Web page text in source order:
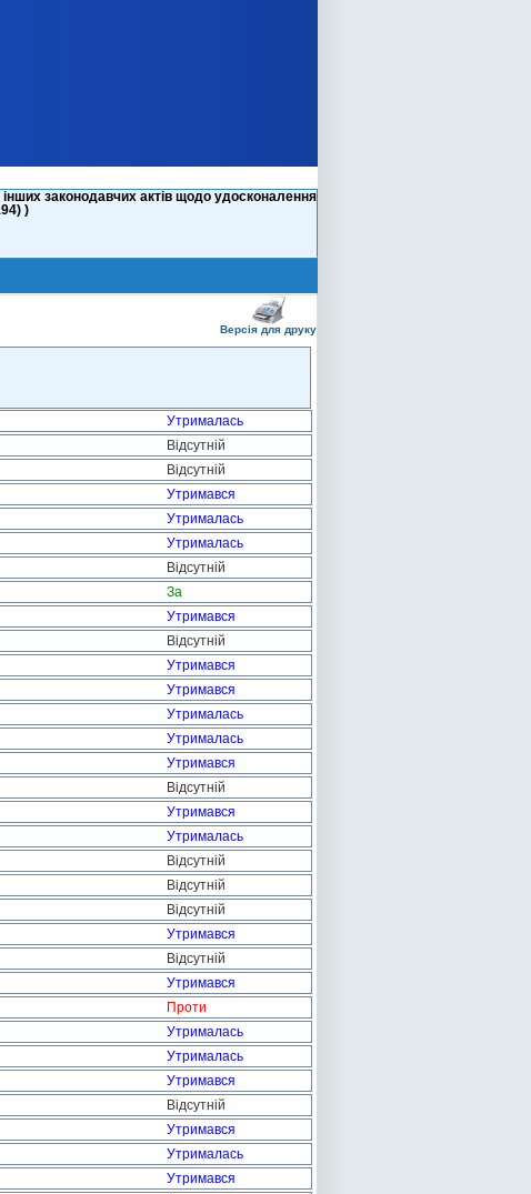
законодавчих актів щодо удосконалення
)
Версія для друку
Утрималась
Відсутній
Відсутній
Утримався
Утрималась
Утрималась
Відсутній
За
Утримався
Відсутній
Утримався
Утримався
Утрималась
Утрималась
Утримався
Відсутній
Утримався
Утрималась
Відсутній
Відсутній
Відсутній
Утримався
Відсутній
Утримався
Проти
Утрималась
Утрималась
Утримався
Відсутній
Утримався
Утрималась
Утримався